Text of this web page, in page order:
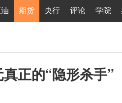
期货 央行 评论 学院
正的“隐形杀手”